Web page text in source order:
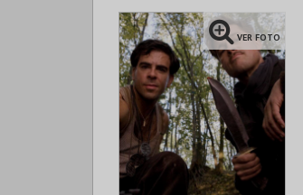
VER FOTO